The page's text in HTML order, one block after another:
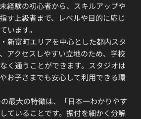
経験の初心者から、スキルアップや
す上級者まで、レベルや目的に応じ
います。
新富町エリアを中心とした都内スタ
アクセスしやすい立地のため、学校
く通うことができます。スタジオは
お子さまでも安心して利用できる環
最大の特徴は、「日本一わかりやす
ていることです。振付を細かく分解